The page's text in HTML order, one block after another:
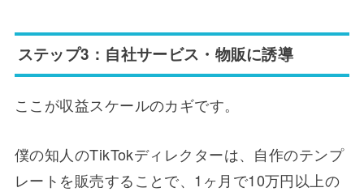
ステップ3：自社サービス・物販に誘導
ここが収益スケールのカギです。
僕の知人のTikTokディレクターは、自作のテンプ
レートを販売することで、1ヶ月で10万円以上の